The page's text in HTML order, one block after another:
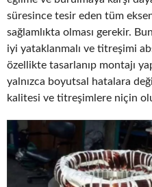
süresince tesir eden tüm
sağlamlıkta olması gerekir.
iyi yataklanmalı ve titreşimi
özellikte tasarlanıp montajı
yalnızca boyutsal hatalara
kalitesi ve titreşimlere niçin